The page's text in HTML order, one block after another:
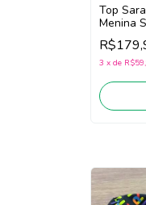
Top
Menina
Tennis
3 x de